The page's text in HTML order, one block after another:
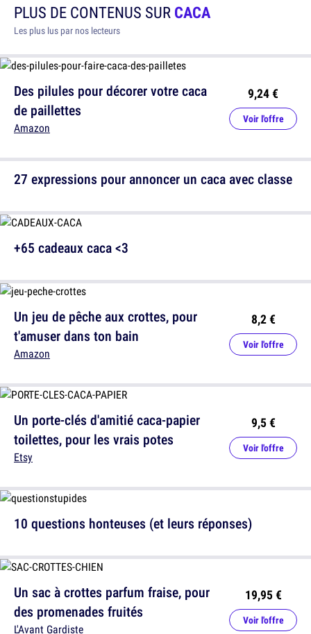
PLUS DE CONTENUS SURCACA
Les plus lus par nos lecteurs
Des pilules pour décorer votre caca
de paillettes
Amazon
9,24 €
Voir l'offre
+65 cadeaux caca <3
Un porte-clés d'amitié caca-papier
toilettes, pour les vrais potes
Etsy
9,5 €
Voir l'offre
Un sac à crottes parfum fraise, pour
des promenades fruités
L'Avant Gardiste
19,95 €
Voir l'offre
27 expressions pour annoncer un caca avec classe
Un jeu de pêche aux crottes, pour
t'amuser dans ton bain
Amazon
8,2 €
Voir l'offre
10 questions honteuses (et leurs réponses)